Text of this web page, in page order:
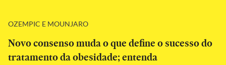
OZEMPIC E MOUNJARO
Novo consenso muda o que define o sucesso do
tratamento da obesidade; entenda